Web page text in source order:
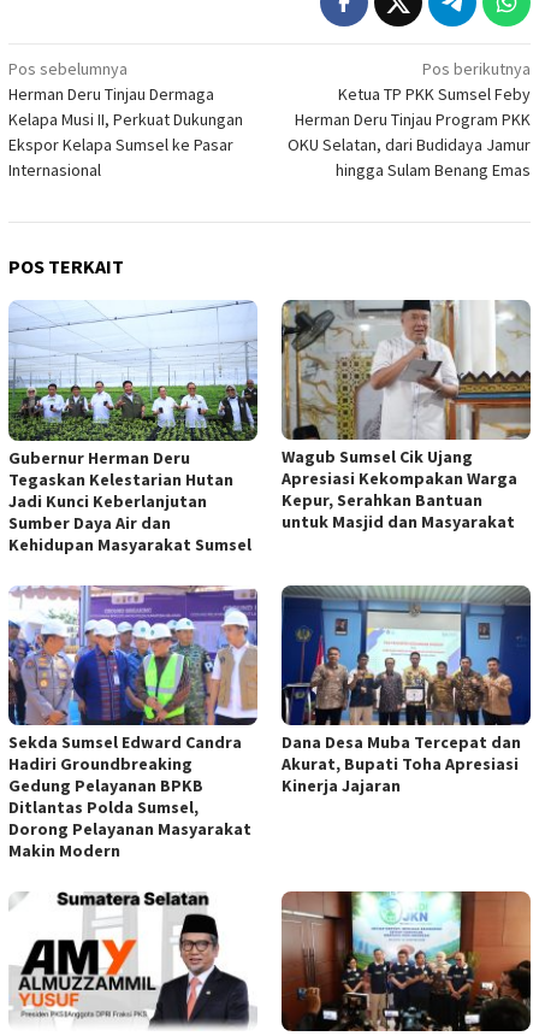
Navigasi
pos
Pos sebelumnya
Herman Deru Tinjau Dermaga
Kelapa Musi II, Perkuat Dukungan
Ekspor Kelapa Sumsel ke Pasar
Internasional
Pos berikutnya
Ketua TP PKK Sumsel Feby
Herman Deru Tinjau Program PKK
OKU Selatan, dari Budidaya Jamur
hingga Sulam Benang Emas
POS TERKAIT
Gubernur Herman Deru
Tegaskan Kelestarian Hutan
Jadi Kunci Keberlanjutan
Sumber Daya Air dan
Kehidupan Masyarakat Sumsel
Wagub Sumsel Cik Ujang
Apresiasi Kekompakan Warga
Kepur, Serahkan Bantuan
untuk Masjid dan Masyarakat
Sekda Sumsel Edward Candra
Hadiri Groundbreaking
Gedung Pelayanan BPKB
Ditlantas Polda Sumsel,
Dorong Pelayanan Masyarakat
Makin Modern
Dana Desa Muba Tercepat dan
Akurat, Bupati Toha Apresiasi
Kinerja Jajaran